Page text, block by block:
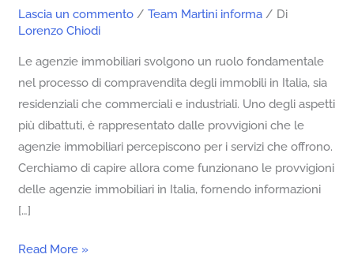
Lascia un commento /Team Martini informa / Di
Lorenzo Chiodi
Le agenzie immobiliari svolgono un ruolo fondamentale
nel processo di compravendita degli immobili in Italia, sia
residenziali che commerciali e industriali. Uno degli aspetti
più dibattuti, è rappresentato dalle provvigioni che le
agenzie immobiliari percepiscono per i servizi che offrono.
Cerchiamo di capire allora come funzionano le provvigioni
delle agenzie immobiliari in Italia, fornendo informazioni
[…]
Read More »